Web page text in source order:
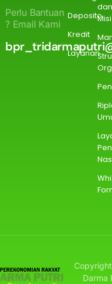
Perlu Bantuan
? Email Kami
Deposito
Kredit
Layanan
dan
Misi
Darma